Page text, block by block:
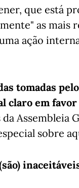
que está
as mais
ação
tomadas
claro em favor
Assembleia
sobre